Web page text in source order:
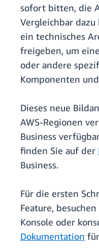
sofort bitten, die
Vergleichbar
ein technisches
freigeben, um
oder andere
Komponenten
Dieses neue
AWS-Regionen
Business
finden Sie auf der
Business.
Für die ersten
Feature,
Konsole oder
Dokumentation